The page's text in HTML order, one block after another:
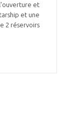
et
et une
2 réservoirs